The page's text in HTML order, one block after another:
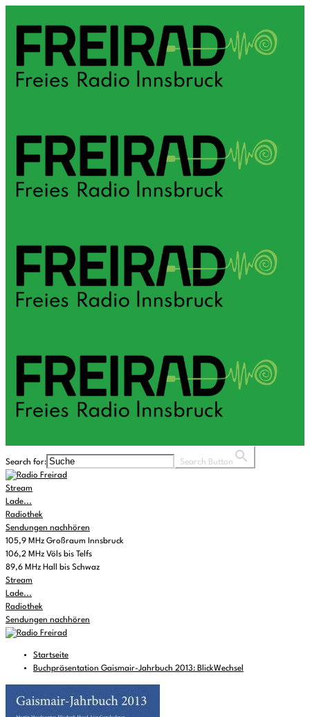
Search for: Search Button
Stream
Lade...
Radiothek
Sendungen nachhören
105,9 MHz Großraum Innsbruck
106,2 MHz Völs bis Telfs
89,6 MHz Hall bis Schwaz
Stream
Lade...
Radiothek
Sendungen nachhören
Startseite
Buchpräsentation Gaismair-Jahrbuch 2013: BlickWechsel